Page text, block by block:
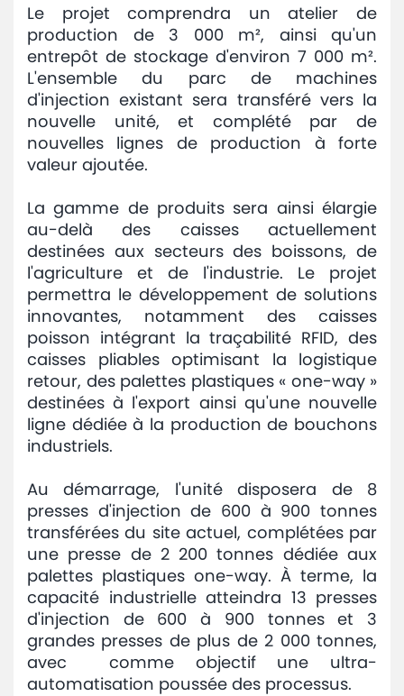
Le projet comprendra un atelier de
production de 3 000 m², ainsi qu'un
entrepôt de stockage d'environ 7 000 m².
L'ensemble du parc de machines
d'injection existant sera transféré vers la
nouvelle unité, et complété par de
nouvelles lignes de production à forte
valeur ajoutée.
La gamme de produits sera ainsi élargie
au-delà des caisses actuellement
destinées aux secteurs des boissons, de
l'agriculture et de l'industrie. Le projet
permettra le développement de solutions
innovantes, notamment des caisses
poisson intégrant la traçabilité RFID, des
caisses pliables optimisant la logistique
retour, des palettes plastiques « one-way »
destinées à l'export ainsi qu'une nouvelle
ligne dédiée à la production de bouchons
industriels.
Au démarrage, l'unité disposera de 8
presses d'injection de 600 à 900 tonnes
transférées du site actuel, complétées par
une presse de 2 200 tonnes dédiée aux
palettes plastiques one-way. À terme, la
capacité industrielle atteindra 13 presses
d'injection de 600 à 900 tonnes et 3
grandes presses de plus de 2 000 tonnes,
avec comme objectif une ultra-
automatisation poussée des processus.